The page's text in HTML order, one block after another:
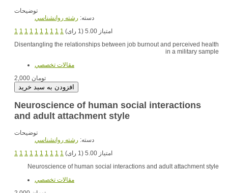
توضیحات
دسته: رشته روانشناسي
1 1 1 1 1 1 1 1 1 1
امتیاز 5.00 (1 رای)
Disentangling the relationships between job burnout and perceived health
in a military sample
مقالات تخصصي
2,000 تومان
Neuroscience of human social interactions
and adult attachment style
توضیحات
دسته: رشته روانشناسي
1 1 1 1 1 1 1 1 1 1
امتیاز 5.00 (1 رای)
Neuroscience of human social interactions and adult attachment style
مقالات تخصصي